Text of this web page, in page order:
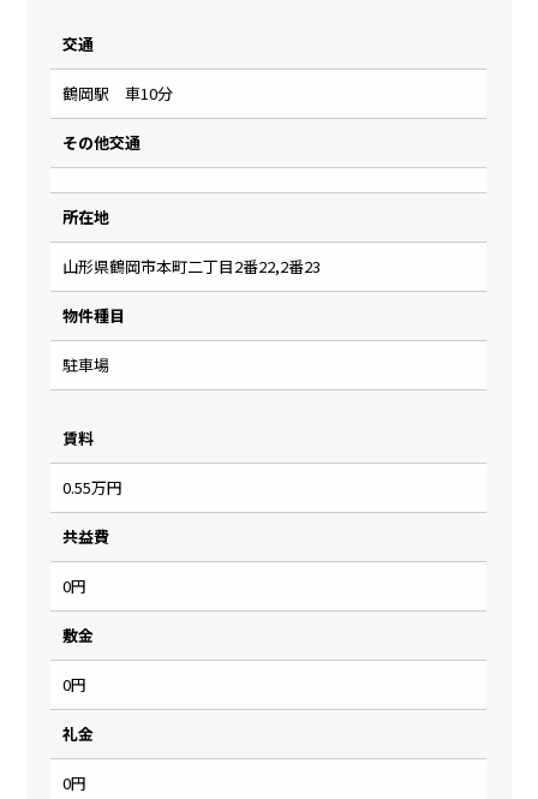
交通
鶴岡駅 車10分
その他交通
所在地
山形県鶴岡市本町二丁目2番22,2番23
物件種目
駐車場
賃料
0.55万円
共益費
0円
敷金
0円
礼金
0円